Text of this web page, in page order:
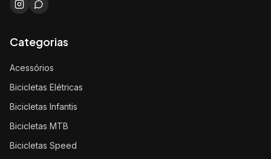
Categorias
Acessórios
Bicicletas Elétricas
Bicicletas Infantis
Bicicletas MTB
Bicicletas Speed